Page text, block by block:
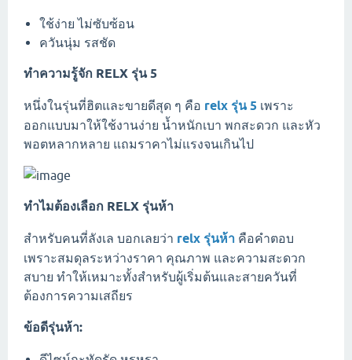
ใช้ง่าย ไม่ซับซ้อน
ควันนุ่ม รสชัด
ทำความรู้จัก RELX รุ่น 5
หนึ่งในรุ่นที่ฮิตและขายดีสุด ๆ คือ relx รุ่น 5 เพราะ
ออกแบบมาให้ใช้งานง่าย น้ำหนักเบา พกสะดวก และหัว
พอตหลากหลาย แถมราคาไม่แรงจนเกินไป
ทำไมต้องเลือก RELX รุ่นห้า
สำหรับคนที่ลังเล บอกเลยว่า relx รุ่นห้า คือคำตอบ
เพราะสมดุลระหว่างราคา คุณภาพ และความสะดวก
สบาย ทำให้เหมาะทั้งสำหรับผู้เริ่มต้นและสายควันที่
ต้องการความเสถียร
ข้อดีรุ่นห้า: